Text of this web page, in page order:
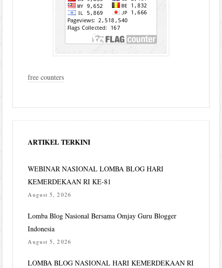
free counters
ARTIKEL TERKINI
WEBINAR NASIONAL LOMBA BLOG HARI
KEMERDEKAAN RI KE-81
August 5, 2026
Lomba Blog Nasional Bersama Omjay Guru Blogger
Indonesia
August 5, 2026
LOMBA BLOG NASIONAL HARI KEMERDEKAAN RI